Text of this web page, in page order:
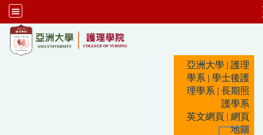
亞洲大學 | 護理
學系 | 學士後護
理學系 | 長期照
護學系
英文網頁 | 網頁
地圖